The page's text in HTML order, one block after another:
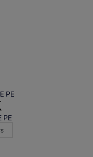
PE
PE